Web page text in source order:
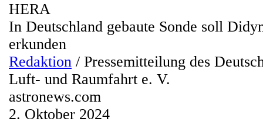
HERA
In Deutschland gebaute Sonde soll
erkunden
Redaktion / Pressemitteilung des
Luft- und Raumfahrt e. V.
astronews.com
2. Oktober 2024